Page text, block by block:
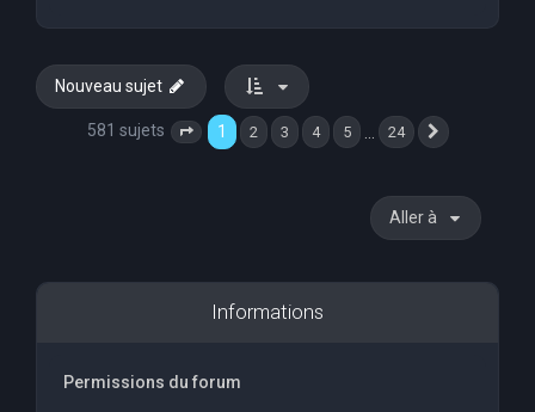
Nouveau sujet
581 sujets Page 1 sur24
1 2 3 4 5 24
Aller à
Informations
Permissions du forum